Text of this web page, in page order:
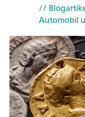
//
Automobil